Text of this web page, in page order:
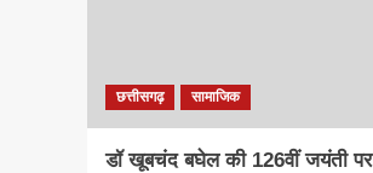
छत्तीसगढ़ सामाजिक
डॉ खूबचंद बघेल की 126वीं जयंती पर